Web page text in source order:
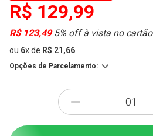
R$ 129,99
R$ 123,495% off à vista no cartão
ou 6xde R$ 21,66
Opções de Parcelamento:
-